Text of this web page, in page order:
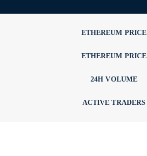
ETHEREUM PRICE
ETHEREUM PRICE
24H VOLUME
ACTIVE TRADERS